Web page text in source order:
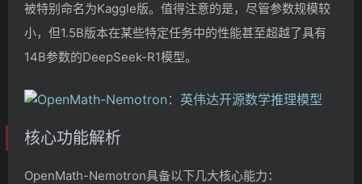
被特别命名为Kaggle版。值得注意的是，尽管参数规模较
小，但1.5B版本在某些特定任务中的性能甚至超越了具有
14B参数的DeepSeek-R1模型。
核心功能解析
OpenMath-Nemotron具备以下几大核心能力：